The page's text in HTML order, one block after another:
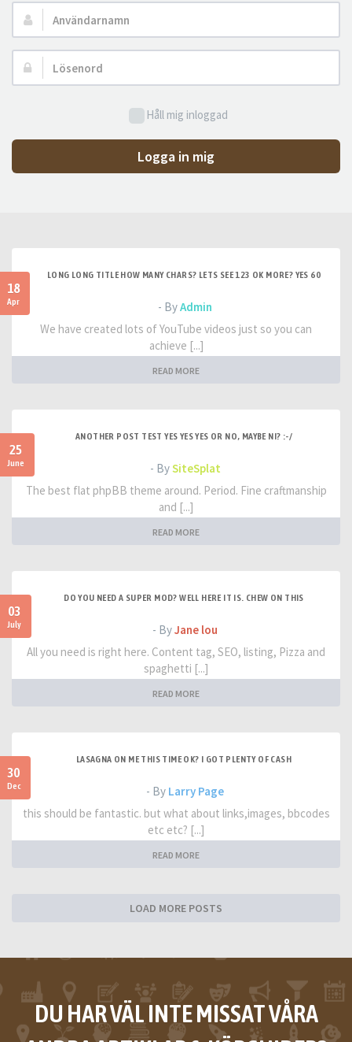
Användarnamn:
Lösenord:
Håll mig inloggad
Logga in mig
18
Apr
LONG LONG TITLE HOW MANY CHARS? LETS SEE 123 OK MORE? YES 60
- ByAdmin
We have created lots of YouTube videos just so you can
achieve [...]
READ MORE
25
June
ANOTHER POST TEST YES YES YES OR NO, MAYBE NI? :-/
- BySiteSplat
The best flat phpBB theme around. Period. Fine craftmanship
and [...]
READ MORE
03
July
DO YOU NEED A SUPER MOD? WELL HERE IT IS. CHEW ON THIS
- ByJane lou
All you need is right here. Content tag, SEO, listing, Pizza and
spaghetti [...]
READ MORE
30
Dec
LASAGNA ON ME THIS TIME OK? I GOT PLENTY OF CASH
- By Larry Page
this should be fantastic. but what about links,images, bbcodes
etc etc? [...]
READ MORE
LOAD MORE POSTS
DU HAR VÄL INTE MISSAT VÅRA